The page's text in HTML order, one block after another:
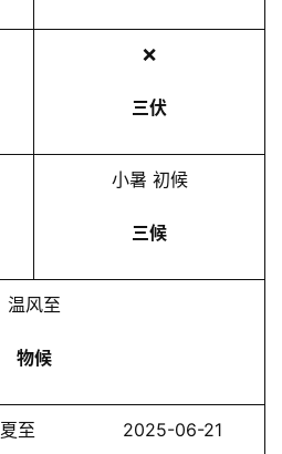
❌
三伏
小暑 初候
三候
温风至
物候
夏至 2025-06-21